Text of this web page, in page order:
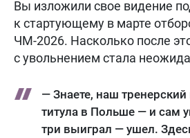
Вы изложили свое видение
к стартующему в марте
ЧМ-2026. Насколько после
с увольнением стала
— Знаете, наш
титула в Польше — и сам
три выиграл — ушел.